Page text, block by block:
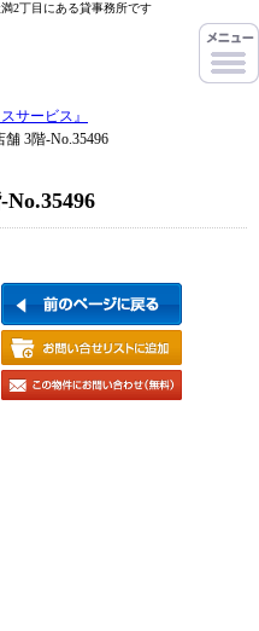
2丁目にある貸事務所です
サービス』
3階-No.35496